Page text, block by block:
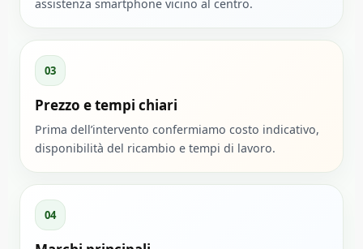
assistenza smartphone vicino al centro.
03
Prezzo e tempi chiari
Prima dell’intervento confermiamo costo indicativo,
disponibilità del ricambio e tempi di lavoro.
04